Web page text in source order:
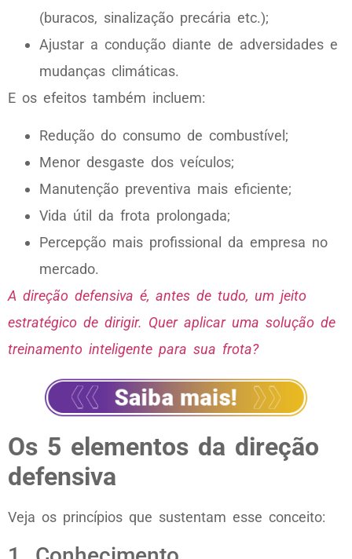
(buracos, sinalização precária etc.);
Ajustar a condução diante de adversidades e
mudanças climáticas.
E os efeitos também incluem:
Redução do consumo de combustível;
Menor desgaste dos veículos;
Manutenção preventiva mais eficiente;
Vida útil da frota prolongada;
Percepção mais profissional da empresa no
mercado.
A direção defensiva é, antes de tudo, um jeito
estratégico de dirigir. Quer aplicar uma solução de
treinamento inteligente para sua frota?
Os 5 elementos da direção
defensiva
Veja os princípios que sustentam esse conceito: